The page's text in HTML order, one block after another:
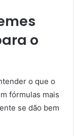
o
o que o
fórmulas mais
se dão bem